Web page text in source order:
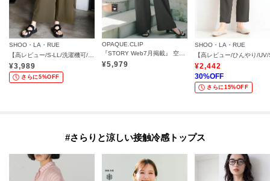
SHOO・LA・RUE
【高レビュー/S-LL/洗濯機可/セットアップ可】着丈選べる 軽凛(かろりん) ひんやりフラップイージーパンツ
¥3,989
さらに5%OFF
OPAQUE.CLIP
『STORY Web7月掲載』 空気パンツ《接触冷感／UVケア／吸水速乾／防シワ／洗濯機OK》
¥5,979
SHOO・LA・RUE
¥2,442
30%OFF
さらに15%OFF
#さらりと涼しい接触冷感トップス